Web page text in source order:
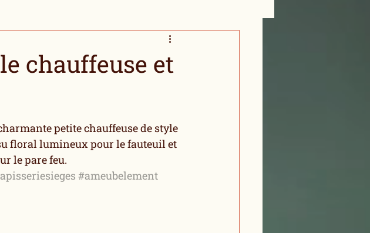
chauffeuse et
petite chauffeuse de style
floral lumineux pour le fauteuil et
le pare feu.
#ameubelement